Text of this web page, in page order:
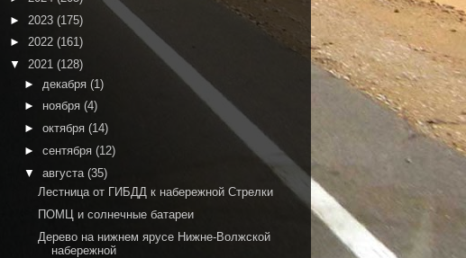
► 2023 (175)
► 2022 (161)
▼ 2021 (128)
► декабря (1)
► ноября (4)
► октября (14)
► сентября (12)
▼ августа (35)
Лестница от ГИБДД к набережной Стрелки
ПОМЦ и солнечные батареи
Дерево на нижнем ярусе Нижне-Волжской
набережной